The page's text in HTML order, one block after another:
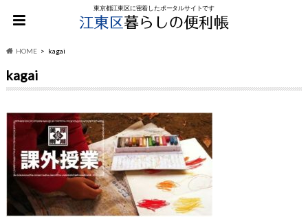
東京都江東区に密着したポータルサイトです
HOME kagai
kagai